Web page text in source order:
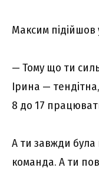
Максим підійшов
— Тому що ти
Ірина —
8 до 17
А ти завжди
команда. А ти